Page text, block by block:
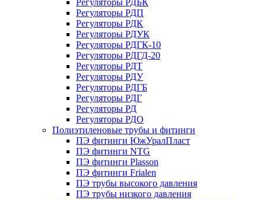
Регуляторы РДБК
Регуляторы РДП
Регуляторы РДК
Регуляторы РДУК
Регуляторы РДГК-10
Регуляторы РДГД-20
Регуляторы РДТ
Регуляторы РДУ
Регуляторы РДГБ
Регуляторы РДГ
Регуляторы РД
Регуляторы РДО
Полиэтиленовые трубы и фитинги
ПЭ фитинги ЮжУралПласт
ПЭ фитинги NTG
ПЭ фитинги Plasson
ПЭ фитинги Frialen
ПЭ трубы высокого давления
ПЭ трубы низкого давления